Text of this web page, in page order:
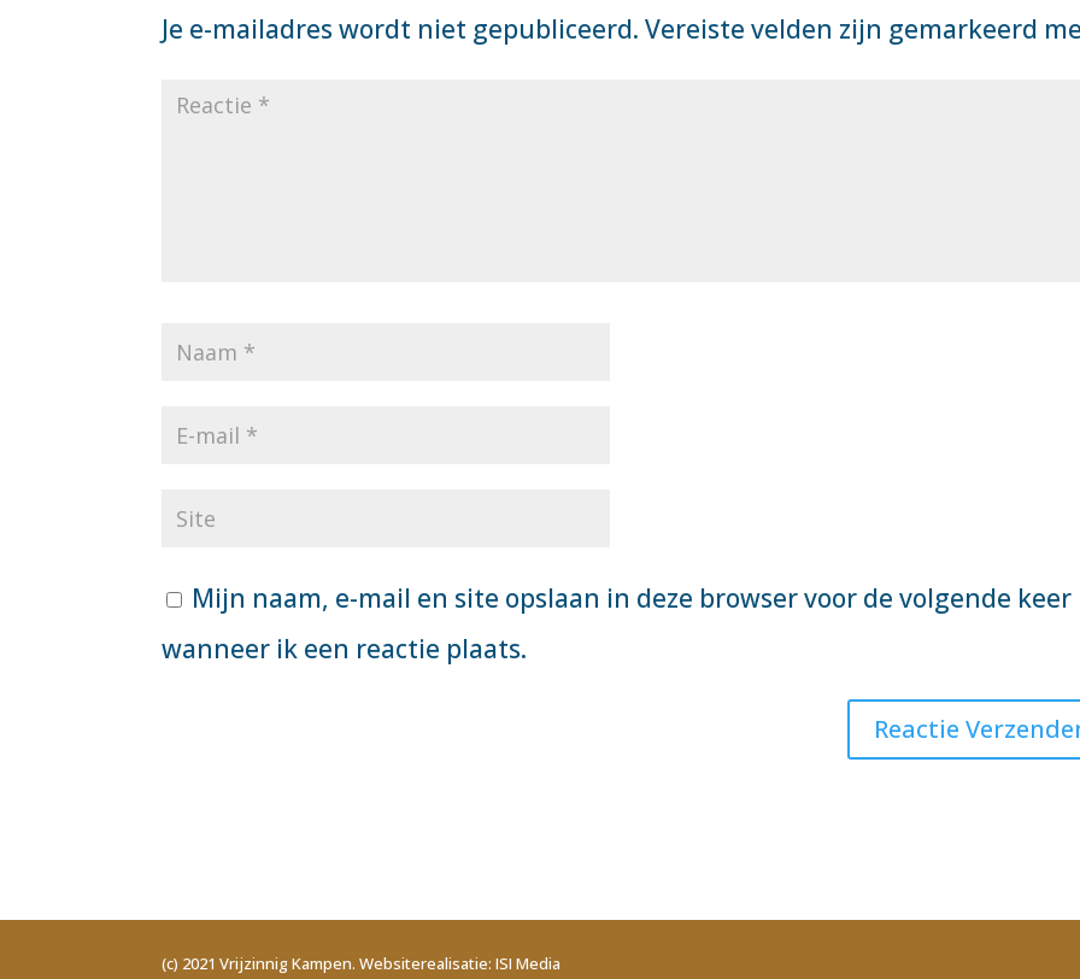
Je e-mailadres wordt niet gepubliceerd. Vereiste velden zijn gemarkeerd
Mijn naam, e-mail en site opslaan in deze browser voor de volgende keer
wanneer ik een reactie plaats.
(c) 2021 Vrijzinnig Kampen. Websiterealisatie: ISI Media